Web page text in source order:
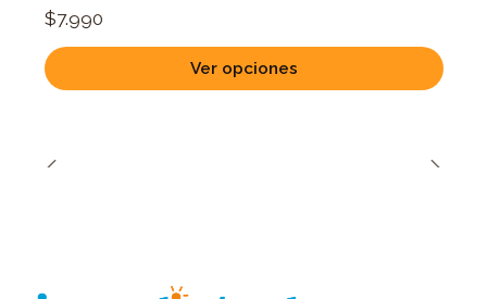
$7.990
Ver opciones